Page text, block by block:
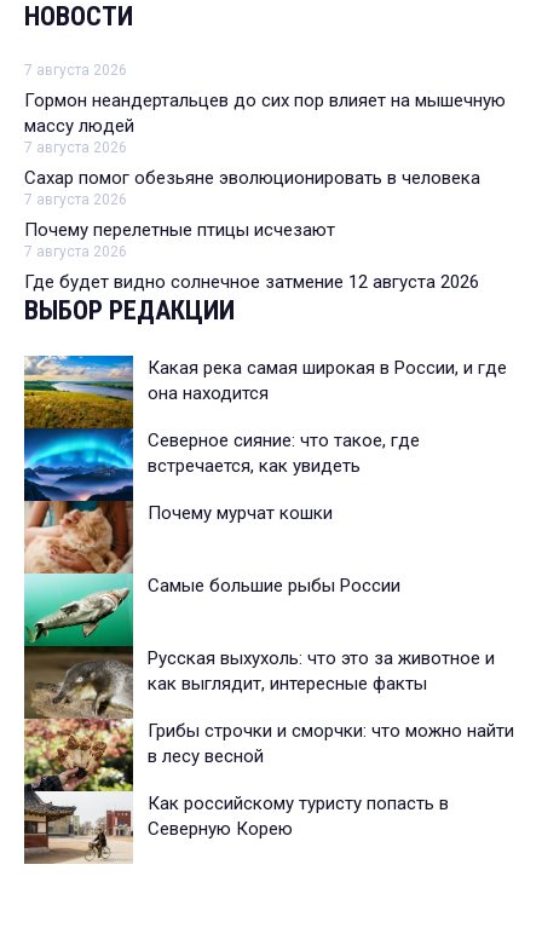
НОВОСТИ
7 августа 2026
Гормон неандертальцев до сих пор влияет на мышечную
массу людей
7 августа 2026
Сахар помог обезьяне эволюционировать в человека
7 августа 2026
Почему перелетные птицы исчезают
7 августа 2026
Где будет видно солнечное затмение 12 августа 2026
ВЫБОР РЕДАКЦИИ
Какая река самая широкая в России, и где
она находится
Северное сияние: что такое, где
встречается, как увидеть
Почему мурчат кошки
Самые большие рыбы России
Русская выхухоль: что это за животное и
как выглядит, интересные факты
Грибы строчки и сморчки: что можно найти
в лесу весной
Как российскому туристу попасть в
Северную Корею